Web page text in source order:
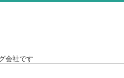
会社です